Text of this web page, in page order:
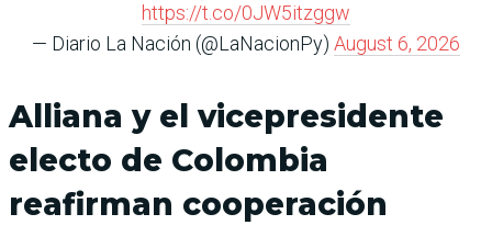
https://t.co/0JW5itzggw
— Diario La Nación (@LaNacionPy) August 6, 2026
Alliana y el vicepresidente
electo de Colombia
reafirman cooperación